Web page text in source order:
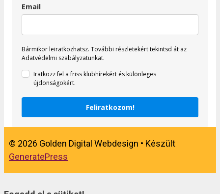
Email
Bármikor leiratkozhatsz. További részletekért tekintsd át az
Adatvédelmi szabályzatunkat.
Iratkozz fel a friss klubhírekért és különleges
újdonságokért.
Feliratkozom!
© 2026 Golden Digital Webdesign • Készült
GeneratePress